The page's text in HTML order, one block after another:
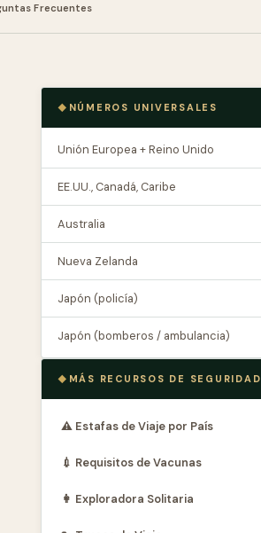
Frecuentes
NÚMEROS UNIVERSALES
Unión Europea + Reino Unido
EE.UU., Canadá, Caribe
Australia
Nueva Zelanda
Japón (policía)
Japón (bomberos / ambulancia)
MÁS RECURSOS DE SEGURIDAD
⚠️ Estafas de Viaje por País
💉 Requisitos de Vacunas
👩 Exploradora Solitaria